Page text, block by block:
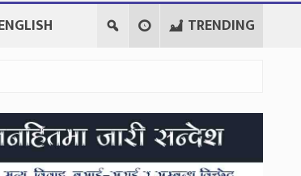
TRENDING